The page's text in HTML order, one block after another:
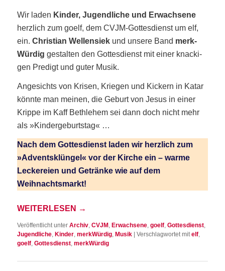
Wir laden Kin­der, Jugend­li­che und Erwach­se­ne
herz­lich zum goelf, dem CVJM-Got­tes­dienst um elf,
ein.Chris­ti­an Wel­len­siek und unse­re Band merk­
Wür­dig gestal­ten den Got­tes­dienst mit einer kna­cki­
gen Pre­digt und guter Musik.
Ange­sichts von Kri­sen, Krie­gen und Kickern in Katar
könn­te man mei­nen, die Geburt von Jesus in einer
Krip­pe im Kaff Beth­le­hem sei dann doch nicht mehr
als »Kin­der­ge­burts­tag« …
Nach dem Got­tes­dienst laden wir herz­lich zum
»Advents­klün­gel« vor der Kir­che ein – war­me
Lecke­rei­en und Geträn­ke wie auf dem
Weihnachtsmarkt!
WEI­TER­LE­SEN →
Veröffentlicht unter Archiv,CVJM,Erwachsene,goelf,Gottesdienst,
Jugendliche,Kinder,merkWürdig,Musik |Verschlagwortet mit elf,
goelf,Gottesdienst,merkWürdig